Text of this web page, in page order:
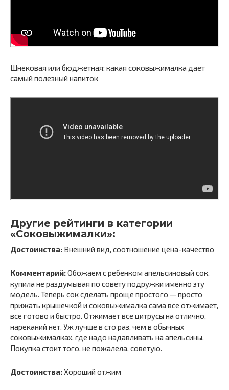
Шнековая или бюджетная: какая соковыжималка дает
самый полезный напиток
Другие рейтинги в категории
«Соковыжималки»:
Достоинства: Внешний вид, соотношение цена-качество
Комментарий:Обожаем с ребенком апельсиновый сок,
купила не раздумывая по совету подружки именно эту
модель. Теперь сок сделать проще простого — просто
прижать крышечкой и соковыжималка сама все отжимает,
все готово и быстро. Отжимает все цитрусы на отлично,
нареканий нет. Уж лучше в сто раз, чем в обычных
соковыжималках, где надо надавливать на апельсины.
Покупка стоит того, не пожалела, советую.
Достоинства:Хороший отжим